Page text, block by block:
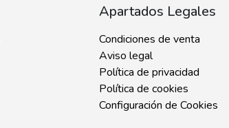
Apartados Legales
Condiciones de venta
Aviso legal
Política de privacidad
Política de cookies
Configuración de Cookies